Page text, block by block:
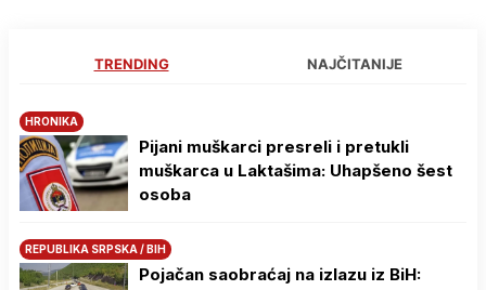
TRENDING NAJČITANIJE
HRONIKA
Pijani muškarci presreli i pretukli
muškarca u Laktašima: Uhapšeno šest
osoba
REPUBLIKA SRPSKA / BIH
Pojačan saobraćaj na izlazu iz BiH: